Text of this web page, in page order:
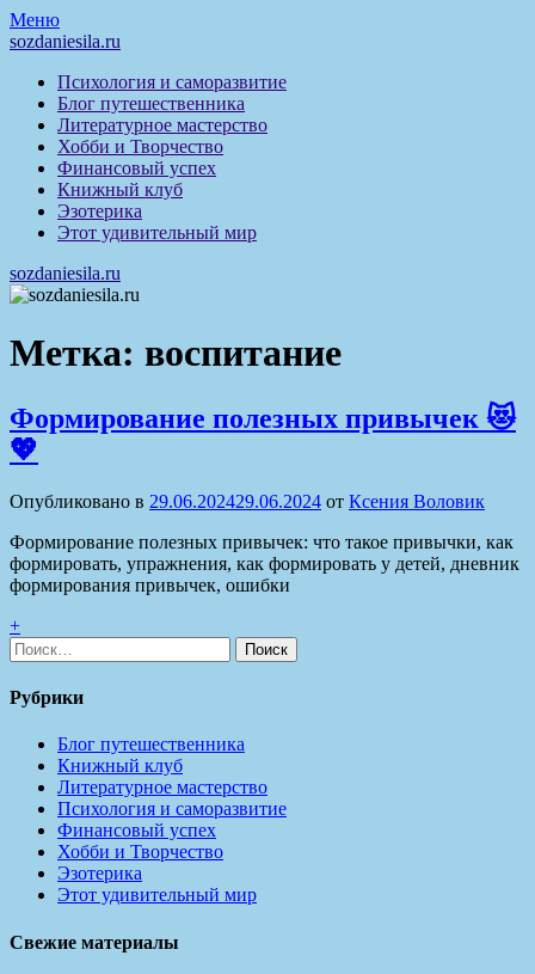
Перейти
к
Меню
sozdaniesila.ru
Психология и саморазвитие
Блог путешественника
Литературное мастерство
Хобби и Творчество
Финансовый успех
Книжный клуб
Эзотерика
Этот удивительный мир
sozdaniesila.ru
Метка: воспитание
Формирование полезных привычек 😻
💖
Опубликовано в 29.06.202429.06.2024 от Ксения Воловик
Формирование полезных привычек: что такое привычки, как
формировать, упражнения, как формировать у детей, дневник
формирования привычек, ошибки
+
Найти:
Рубрики
Блог путешественника
Книжный клуб
Литературное мастерство
Психология и саморазвитие
Финансовый успех
Хобби и Творчество
Эзотерика
Этот удивительный мир
Свежие материалы